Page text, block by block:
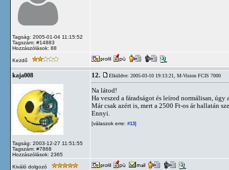
Tagság: 2005-01-04 11:15:52
Tagszám: #14883
Hozzászólások: 88
Kezdő
kaja008
Tagság: 2003-12-27 11:51:55
Tagszám: #7868
Hozzászólások: 2365
12. Elküldve: 2005-03-10 19:13:21, M-Vision FCIS 7000
Na látod!
Ha veszed a fáradságot és leírod normálisan,
Már csak azért is, mert a 2500 Ft-os ár hallatán
Ennyi.
[válaszok erre: #13]
Kiváló dolgozó